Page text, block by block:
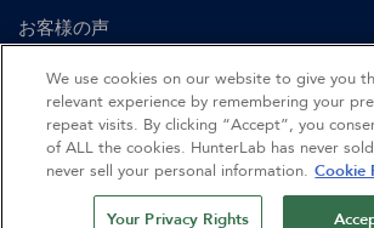
お客様の声
ユーザーマニュアル
©2026Hunter Associates
We use cookies on our website to give you
relevant experience by remembering your
repeat visits. By clicking “Accept”, you
of ALL the cookies. HunterLab has never
never sell your personal information. Cookie
Your Privacy Rights